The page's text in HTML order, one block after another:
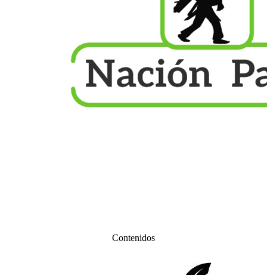
Contenidos